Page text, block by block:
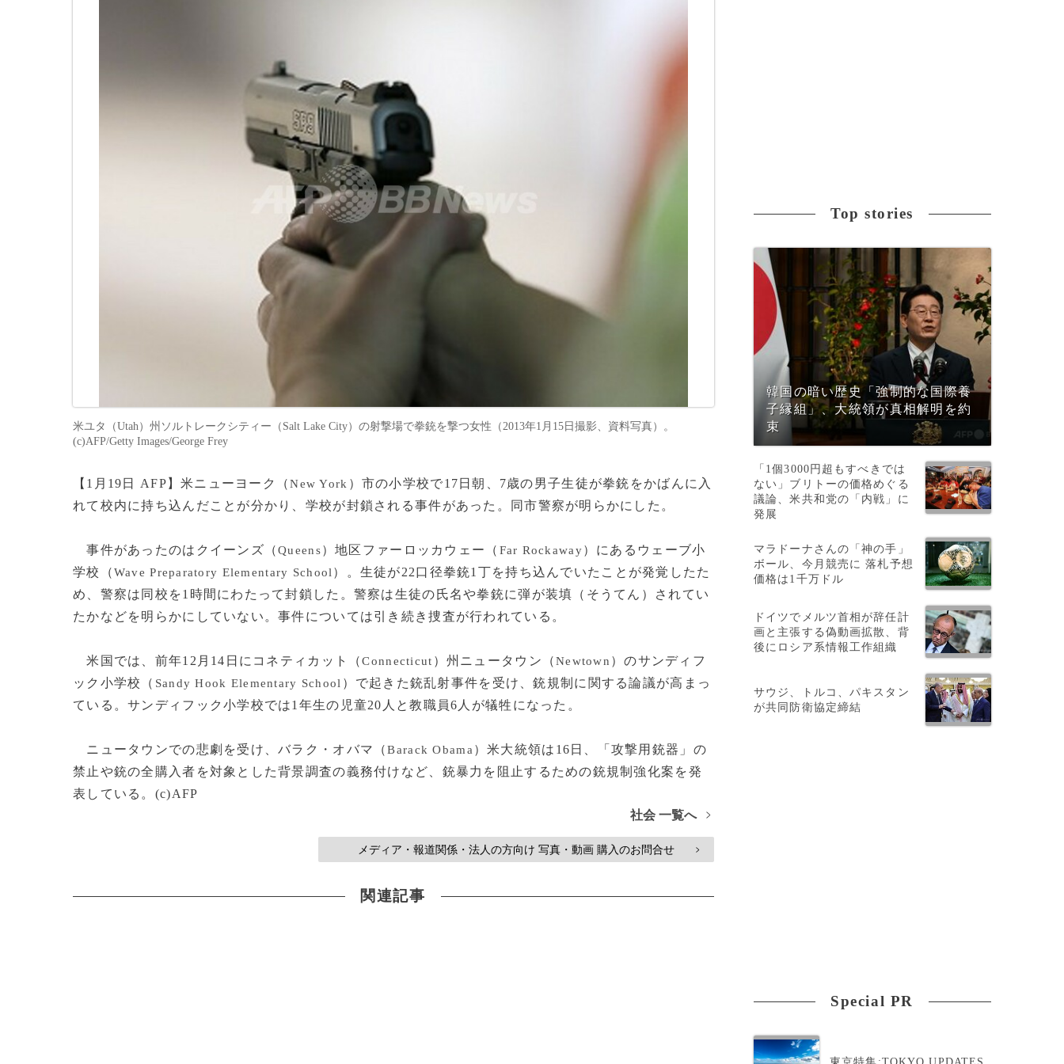
米ユタ（Utah）州ソルトレークシティー（Salt Lake City）の射撃場で拳銃を撃つ女性（2013年1月15日撮影、資料写真）。
(c)AFP/Getty Images/George Frey
【1月19日 AFP】米ニューヨーク（New York ）市の小学校で17日朝、7歳の男子生徒が拳銃をかばんに入
れて校内に持ち込んだことが分かり、学校が封鎖される事件があった。同市警察が明らかにした。
事件があったのはクイーンズ（Queens）地区ファーロッカウェー（ Far Rockaway）にあるウェーブ小
学校（Wave Preparatory Elementary School ）。生徒が22口径拳銃1丁を持ち込んでいたことが発覚したた
め、警察は同校を1時間にわたって封鎖した。警察は生徒の氏名や拳銃に弾が装填（そうてん）されてい
たかなどを明らかにしていない。事件については引き続き捜査が行われている。
米国では、前年12月14日にコネティカット（Connecticut ）州ニュータウン（Newtown ）のサンディフ
ック小学校（ Sandy Hook Elementary School ）で起きた銃乱射事件を受け、銃規制に関する論議が高まっ
ている。サンディフック小学校では1年生の児童20人と教職員6人が犠牲になった。
ニュータウンでの悲劇を受け、バラク・オバマ（Barack Obama ）米大統領は16日、「攻撃用銃器」の
禁止や銃の全購入者を対象とした背景調査の義務付けなど、銃暴力を阻止するための銃規制強化案を発
表している。(c)AFP
社会 一覧へ
>
メディア・報道関係・法人の方向け 写真・動画 購入のお問合せ >
関連記事
Top stories
韓国の暗い歴史「強制的な国際養
子縁組」、大統領が真相解明を約
束
「1個3000円超もすべきでは
ない」ブリトーの価格めぐる
議論、米共和党の「内戦」に
発展
マラドーナさんの「神の手」
ボール、今月競売に 落札予想
価格は1千万ドル
ドイツでメルツ首相が辞任計
画と主張する偽動画拡散、背
後にロシア系情報工作組織
サウジ、トルコ、パキスタン
が共同防衛協定締結
Special PR
東京特集:TOKYO UPDATES